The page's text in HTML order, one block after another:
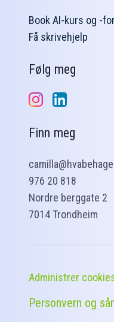
Book AI-kurs og -
Få skrivehjelp
Følg meg
Finn meg
976 20 818
Nordre berggate 2
7014 Trondheim
Administrer
Personvern og